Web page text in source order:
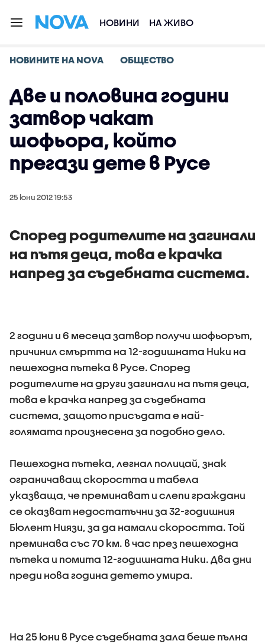
НОВИНИ НА ЖИВО
НОВИНИТЕ НА NOVA ОБЩЕСТВО
Две и половина години
затвор чакат
шофьора, който
прегази дете в Русе
25 юни 2012 19:53
Според родителите на загинали
на пътя деца, това е крачка
напред за съдебната система.
2 години и 6 месеца затвор получи шофьорът,
причинил смъртта на 12-годишната Ники на
пешеходна пътека в Русе. Според
родителите на други загинали на пътя деца,
това е крачка напред за съдебната
система, защото присъдата е най-
голямата произнесена за подобно дело.
Пешеходна пътека, легнал полицай, знак
ограничаващ скоростта и табела
указваща, че преминават и слепи граждани
се оказват недостатъчни за 32-годишния
Бюлент Ниязи, за да намали скоростта. Той
преминава със 70 км. в час през пешеходна
пътека и помита 12-годишната Ники. Два дни
преди нова година детето умира.
На 25 юни в Русе съдебната зала беше пълна